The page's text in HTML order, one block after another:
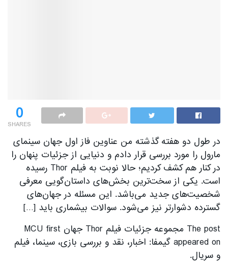
0
SHARES
در طول دو هفته گذشته من عناوین فاز اول جهان سینمای
مارول را مورد بررسی قرار دادم و دنیایی از جزئیات پنهان را
در کنار هم کشف کردیم؛ حالا نوبت به فیلم Thor رسیده
است. یکی از سخت‌ترین بخش‌های داستان‌گویی معرفی
شخصیت‌های جدید می‌باشد. این مسئله در جهان‌های
گسترده دشوارتر نیز می‌شود. سوالات بیشماری باید […]
The post مجموعه جزئیات فیلم Thor جهان MCU first
appeared on گیمفا: اخبار، نقد و بررسی بازی، سینما، فیلم
و سریال.